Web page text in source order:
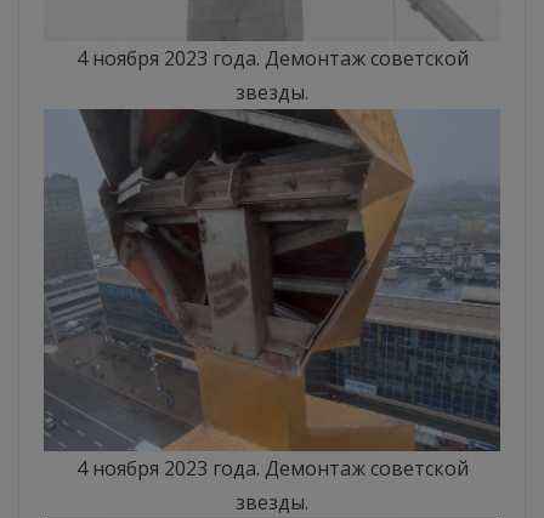
4 ноября 2023 года. Демонтаж советской
звезды.
4 ноября 2023 года. Демонтаж советской
звезды.